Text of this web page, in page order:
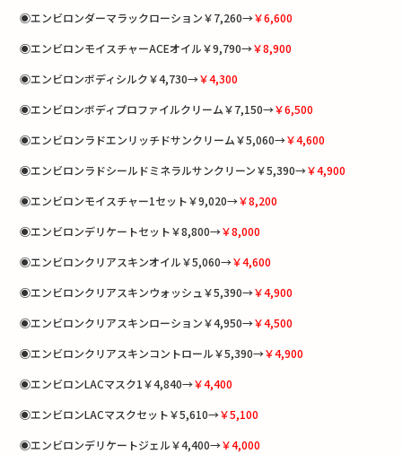
◉エンビロンダーマラックローション￥7,260→￥6,600
◉エンビロンモイスチャーACEオイル￥9,790→￥8,900
◉エンビロンボディシルク￥4,730→￥4,300
◉エンビロンボディプロファイルクリーム￥7,150→￥6,500
◉エンビロンラドエンリッチドサンクリーム￥5,060→￥4,600
◉エンビロンラドシールドミネラルサンクリーン￥5,390→￥4,900
◉エンビロンモイスチャー1セット￥9,020→￥8,200
◉エンビロンデリケートセット￥8,800→￥8,000
◉エンビロンクリアスキンオイル￥5,060→￥4,600
◉エンビロンクリアスキンウォッシュ￥5,390→￥4,900
◉エンビロンクリアスキンローション￥4,950→￥4,500
◉エンビロンクリアスキンコントロール￥5,390→￥4,900
◉エンビロンLACマスク1￥4,840→￥4,400
◉エンビロンLACマスクセット￥5,610→￥5,100
◉エンビロンデリケートジェル￥4,400→￥4,000